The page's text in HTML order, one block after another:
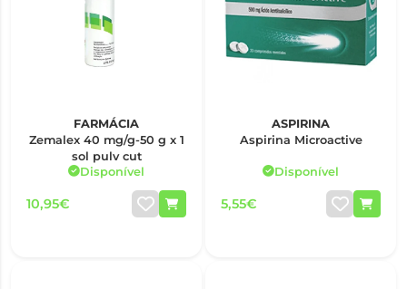
FARMÁCIA
Zemalex 40 mg/g-50 g x 1
sol pulv cut
Disponível
10,95€
ASPIRINA
Aspirina Microactive
Disponível
5,55€